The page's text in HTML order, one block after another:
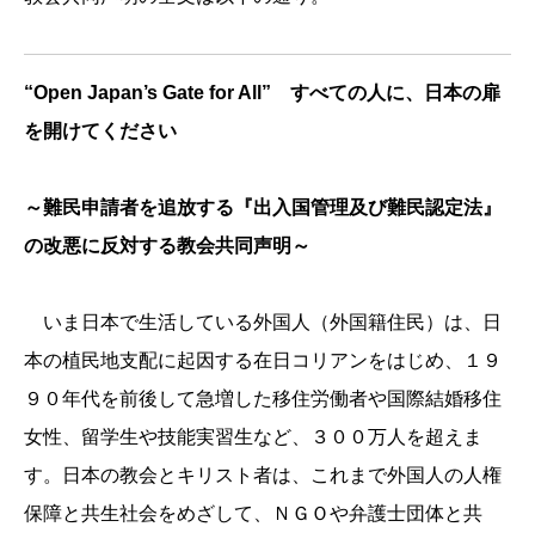
“Open Japan’s Gate for All” すべての人に、日本の扉
を開けてください
～難民申請者を追放する『出入国管理及び難民認定法』
の改悪に反対する教会共同声明～
いま日本で生活している外国人（外国籍住民）は、日
本の植民地支配に起因する在日コリアンをはじめ、１９
９０年代を前後して急増した移住労働者や国際結婚移住
女性、留学生や技能実習生など、３００万人を超えま
す。日本の教会とキリスト者は、これまで外国人の人権
保障と共生社会をめざして、ＮＧＯや弁護士団体と共